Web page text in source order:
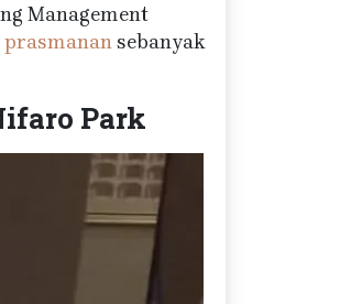
Management
sebanyak
Park